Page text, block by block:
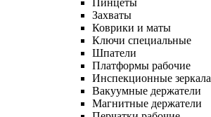
Пинцеты
Захваты
Коврики и маты
Ключи специальные
Шпатели
Платформы рабочие
Инспекционные зеркала
Вакуумные держатели
Магнитные держатели